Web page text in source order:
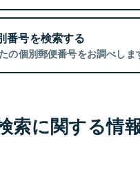
番号を検索する
の個別郵便番号をお調べしま
索に関する情